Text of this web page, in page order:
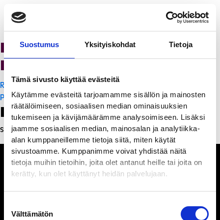
Suostumus Yksityiskohdat Tietoja
Tämä sivusto käyttää evästeitä
Käytämme evästeitä tarjoamamme sisällön ja mainosten
räätälöimiseen, sosiaalisen median ominaisuuksien
tukemiseen ja kävijämäärämme analysoimiseen. Lisäksi
jaamme sosiaalisen median, mainosalan ja analytiikka-
alan kumppaneillemme tietoja siitä, miten käytät
sivustoamme. Kumppanimme voivat yhdistää näitä
tietoja muihin tietoihin, joita olet antanut heille tai joita on
kerätty, kun olet käyttänyt heidän palvelujaan.
valinta
Välttämätön
K-Citymarket Pori
Puuvilla
Artikkelien
selaus
Ristorante Momento
PanchoVilla
Leave a Reply
Sinun täytyykirjautua sisäänkommentoidaksesi.
ihmeteltävää